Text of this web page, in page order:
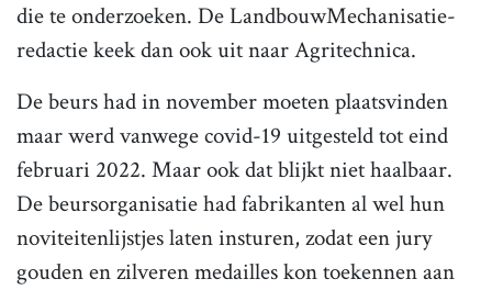
die te onderzoeken. De LandbouwMechanisatie-
redactie keek dan ook uit naar Agritechnica.
De beurs had in november moeten plaatsvinden
maar werd vanwege covid-19 uitgesteld tot eind
februari 2022. Maar ook dat blijkt niet haalbaar.
De beursorganisatie had fabrikanten al wel hun
noviteitenlijstjes laten insturen, zodat een jury
gouden en zilveren medailles kon toekennen aan